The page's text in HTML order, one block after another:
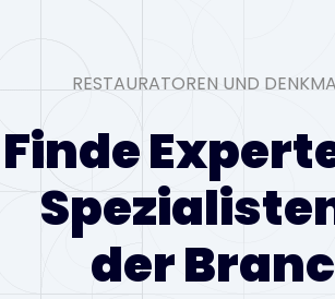
RESTAURATOREN UND
Finde
der